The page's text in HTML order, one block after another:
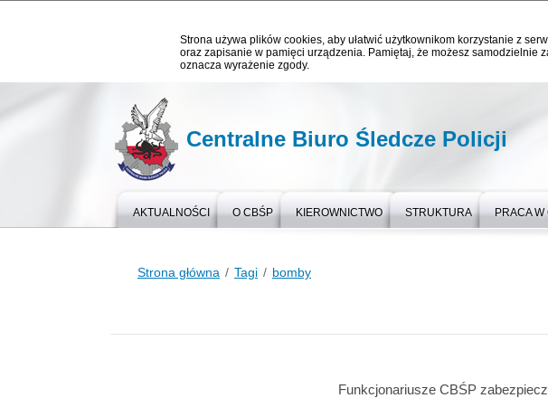
Strona używa plików cookies, aby ułatwić użytkownikom korzystanie z
oraz zapisanie w pamięci urządzenia. Pamiętaj, że możesz
oznacza wyrażenie zgody.
Centralne Biuro Śledcze Policji
AKTUALNOŚCI O CBŚP KIEROWNICTWO STRUKTURA PRACA W
Strona główna Tagi bomby
Funkcjonariusze CBŚP